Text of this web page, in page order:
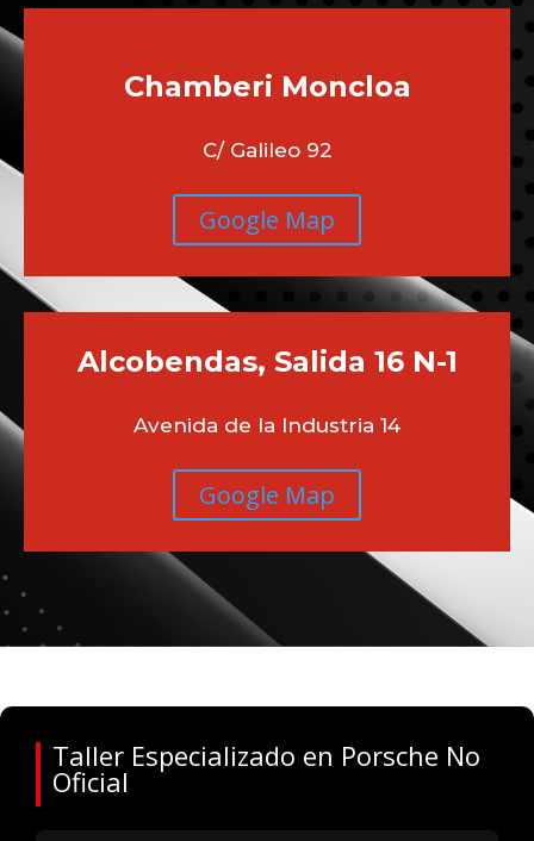
Chamberi Moncloa
C/ Galileo 92
Google Map
Alcobendas, Salida 16 N-1
Avenida de la Industria 14
Google Map
Taller Especializado en Porsche No
Oficial